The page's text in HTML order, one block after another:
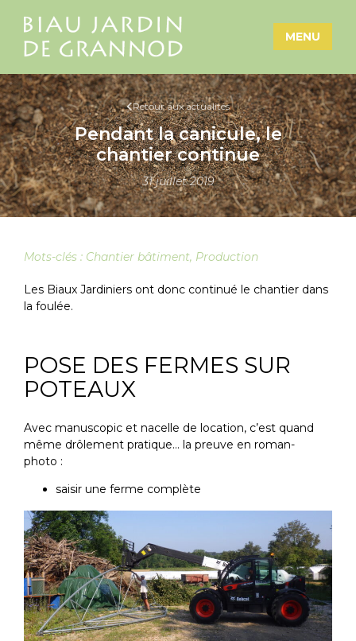
MENU
Retour aux actualités
Pendant la canicule, le
chantier continue
31 juillet 2019
Mots-clés : Chantier bâtiment, Production
Les Biaux Jardiniers ont donc continué le chantier dans
la foulée.
POSE DES FERMES SUR
POTEAUX
Avec manuscopic et nacelle de location, c’est quand
même drôlement pratique… la preuve en roman-
photo :
saisir une ferme complète